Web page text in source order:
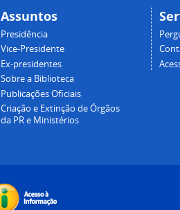
Assuntos
Presidência
Vice-Presidente
Ex-presidentes
Sobre a Biblioteca
Publicações Oficiais
Criação e Extinção de Órgãos
da PR e Ministérios